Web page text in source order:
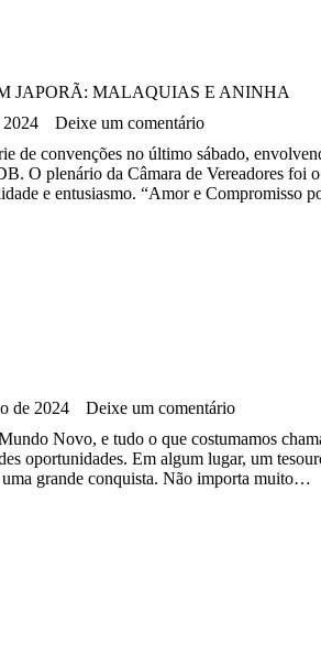
JAPORÃ: MALAQUIAS E ANINHA
Deixe um comentário
de convenções no último sábado,
O plenário da Câmara de Vereadores foi
e entusiasmo. “Amor e Compromisso
de 2024
Deixe um comentário
Novo, e tudo o que costumamos
oportunidades. Em algum lugar, um
uma grande conquista. Não importa muito…